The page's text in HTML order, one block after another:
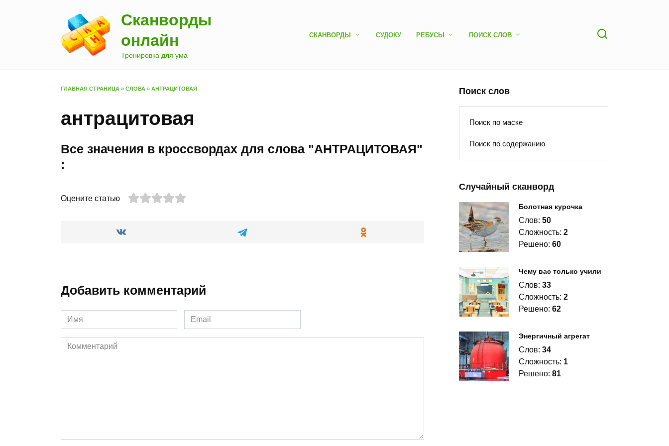
Сканворды
онлайн
Тренировка для ума
СКАНВОРДЫ СУДОКУ РЕБУСЫ ПОИСК СЛОВ
ГЛАВНАЯ СТРАНИЦА » СЛОВА » АНТРАЦИТОВАЯ
антрацитовая
Все значения в кроссвордах для слова "АНТРАЦИТОВАЯ"
:
Оцените статью
Добавить комментарий
Имя
*
Email
*
Комментарий
Поиск слов
Поиск по маске
Поиск по содержанию
Случайный сканворд
Болотная курочка
Слов: 50
Сложность: 2
Решено: 60
Чему вас только учили
Слов: 33
Сложность: 2
Решено: 62
Энергичный агрегат
Слов: 34
Сложность: 1
Решено: 81